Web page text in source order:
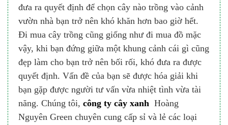
đưa ra quyết định để chọn cây nào trồng vào cảnh
vườn nhà bạn trở nên khó khăn hơn bao giờ hết.
Đi mua cây trồng cũng giống như đi mua đồ mặc
vậy, khi bạn đứng giữa một khung cảnh cái gì cũng
đẹp làm cho bạn trở nên bối rối, khó đưa ra được
quyết định. Vấn đề của bạn sẽ được hóa giải khi
bạn gặp được người tư vấn vừa nhiệt tình vừa tài
năng. Chúng tôi, công ty cây xanh Hoàng
Nguyên Green chuyên cung cấp sỉ và lẻ các loại